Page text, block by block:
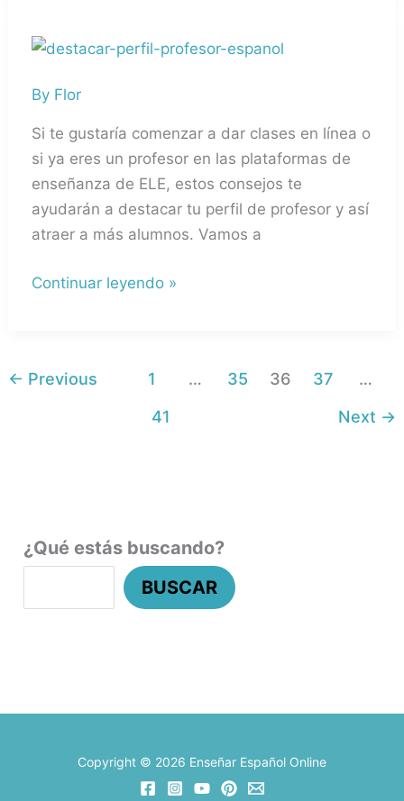
By Flor
Si te gustaría comenzar a dar clases en línea o
si ya eres un profesor en las plataformas de
enseñanza de ELE, estos consejos te
ayudarán a destacar tu perfil de profesor y así
atraer a más alumnos. Vamos a
¿Cómo
tu
Profesor
las
Continuar leyendo »
← Previous 1 … 35 36 37
…
41
Next →
¿Qué estás buscando?
BUSCAR
Copyright © 2026 Enseñar Español Online